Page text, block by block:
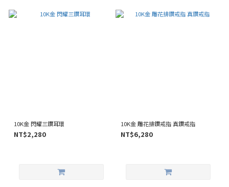
10K金 閃耀三鑽耳環
NT$2,280
10K金 雕花排鑽戒指 真鑽戒指
NT$6,280